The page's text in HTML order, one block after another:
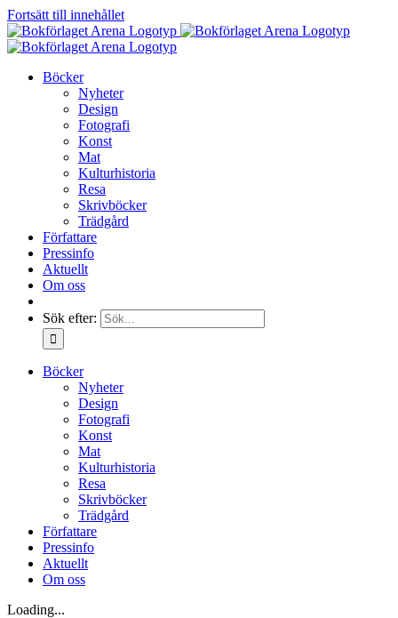
Fortsätt till innehållet
Böcker
Nyheter
Design
Fotografi
Konst
Mat
Kulturhistoria
Resa
Skrivböcker
Trädgård
Författare
Pressinfo
Aktuellt
Om oss
Sök efter:
Böcker
Nyheter
Design
Fotografi
Konst
Mat
Kulturhistoria
Resa
Skrivböcker
Trädgård
Författare
Pressinfo
Aktuellt
Om oss
Loading...